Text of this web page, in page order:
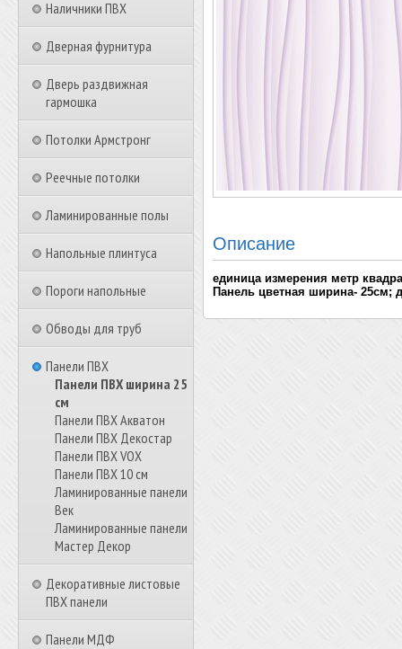
Наличники ПВХ
Дверная фурнитура
Дверь раздвижная
гармошка
Потолки Армстронг
Реечные потолки
Ламинированные полы
Напольные плинтуса
Пороги напольные
Обводы для труб
Панели ПВХ
Панели ПВХ ширина 25
см
Панели ПВХ Акватон
Панели ПВХ Декостар
Панели ПВХ VOX
Панели ПВХ 10 см
Ламинированные панели
Век
Ламинированные панели
Мастер Декор
Декоративные листовые
ПВХ панели
Панели МДФ
Описание
единица измерения метр
Панель цветная ширина- 25см;